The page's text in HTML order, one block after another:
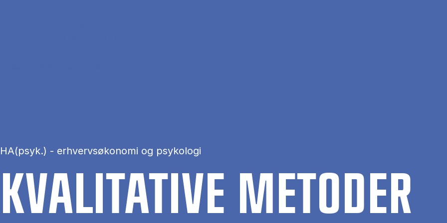
HA(psyk.) - erhvervsøkonomi og psykologi
KVA­LI­TA­TI­VE ME­TO­DER